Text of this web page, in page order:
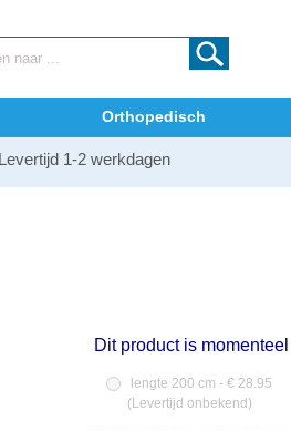
Orthopedisch
Levertijd 1-2 werkdagen
Dit product is
lengte 200 cm - € 28.95
(Levertijd onbekend)